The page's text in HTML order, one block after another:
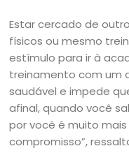
Estar cercado de
físicos ou mesmo
estímulo para ir à
treinamento com um
saudável e impede
afinal, quando você
por você é muito
compromisso”,